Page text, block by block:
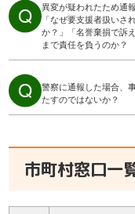
異変が疑われたため通
「なぜ要支援者扱いさ
か？」「名誉棄損で訴
まで責任を負うのか？
警察に通報した場合、
たすのではないか？
市町村窓口一